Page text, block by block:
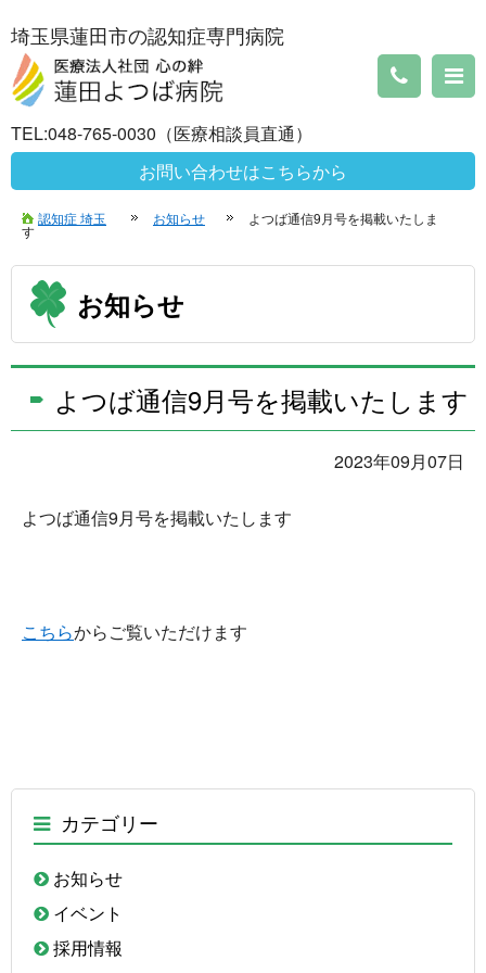
埼玉県蓮田市の認知症専門病院
TEL:048-765-0030（医療相談員直通）
お問い合わせはこちらから
認知症 埼玉 お知らせ よつば通信9月号を掲載いたしま
す
お知らせ
よつば通信9月号を掲載いたします
2023年09月07日
よつば通信9月号を掲載いたします
こちらからご覧いただけます
カテゴリー
お知らせ
イベント
採用情報